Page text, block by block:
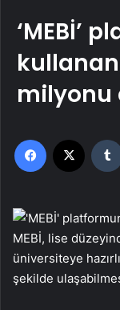
‘MEBİ’
milyonu
Facebook
MEBİ, lise
üniversiteye
şekilde